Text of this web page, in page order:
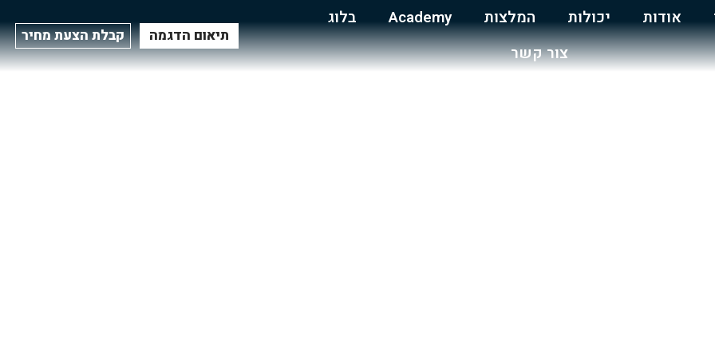
אודות יכולות המלצות Academy
בלוג
צור קשר
תיאום הדגמה קבלת הצעת מחיר